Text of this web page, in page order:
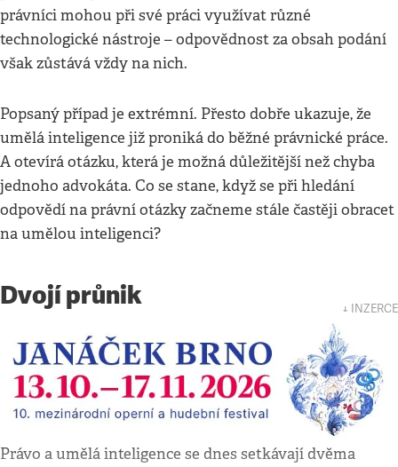
právníci mohou při své práci využívat různé
technologické nástroje – odpovědnost za obsah podání
však zůstává vždy na nich.
Popsaný případ je extrémní. Přesto dobře ukazuje, že
umělá inteligence již proniká do běžné právnické práce.
A otevírá otázku, která je možná důležitější než chyba
jednoho advokáta. Co se stane, když se při hledání
odpovědí na právní otázky začneme stále častěji obracet
na umělou inteligenci?
Dvojí průnik ↓ INZERCE
Právo a umělá inteligence se dnes setkávají dvěma